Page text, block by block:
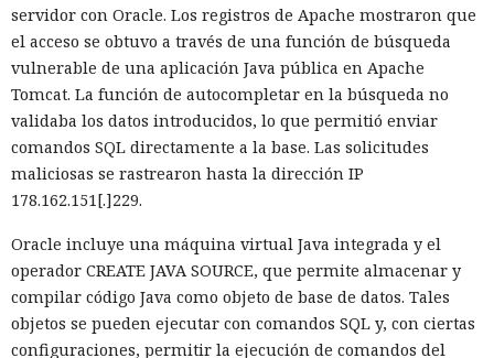
servidor con Oracle. Los registros de Apache mostraron que
el acceso se obtuvo a través de una función de búsqueda
vulnerable de una aplicación Java pública en Apache
Tomcat. La función de autocompletar en la búsqueda no
validaba los datos introducidos, lo que permitió enviar
comandos SQL directamente a la base. Las solicitudes
maliciosas se rastrearon hasta la dirección IP
178.162.151[.]229.
Oracle incluye una máquina virtual Java integrada y el
operador CREATE JAVA SOURCE, que permite almacenar y
compilar código Java como objeto de base de datos. Tales
objetos se pueden ejecutar con comandos SQL y, con ciertas
configuraciones, permitir la ejecución de comandos del